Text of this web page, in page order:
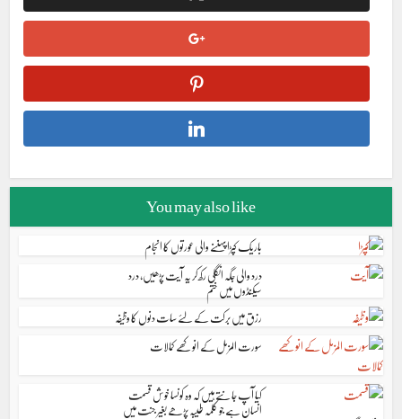
You may also like
باریک کپڑا پہننے والی عورتوں کا انجام
درد والی جگہ انگلی رکھ کر یہ آیت پڑھیں، درد
سیکنڈوں میں ختم
رزق میں برکت کے لئے سات دنوں کا وظیفہ
سورت المزمل کے انوکھے کمالات
کیا آپ جانتے ہیں کہ وہ کونسا خوش قسمت
انسان ہے جو کلمہ طیبہ پڑھے بغیر جنت میں